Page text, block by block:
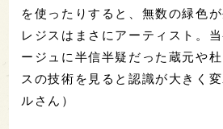
を使ったりすると、無数の緑色が
レジスはまさにアーティスト。
ージュに半信半疑だった蔵元や
スの技術を見ると認識が大きく
ルさん）